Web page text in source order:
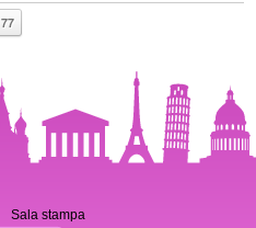
77
Sala stampa